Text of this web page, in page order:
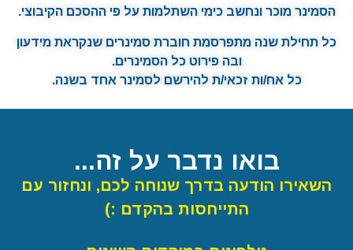
הסמינר מוכר ונחשב כימי השתלמות על פי ההסכם הקיבוצי.
כל תחילת שנה מתפרסמת חוברת סמינרים שנקראת מידעון
ובה פירוט כל הסמינרים.
כל אח/ות זכאי/ת להירשם לסמינר אחד בשנה.
בואו נדבר על זה...
השאירו הודעה בדרך שנוחה לכם, ונחזור עם
התייחסות בהקדם :)